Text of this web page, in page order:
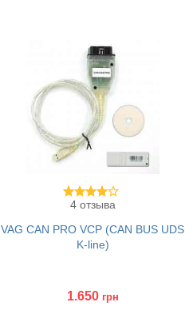
4 отзыва
VAG CAN PRO VCP (CAN BUS UDS
K-line)
1.650 грн